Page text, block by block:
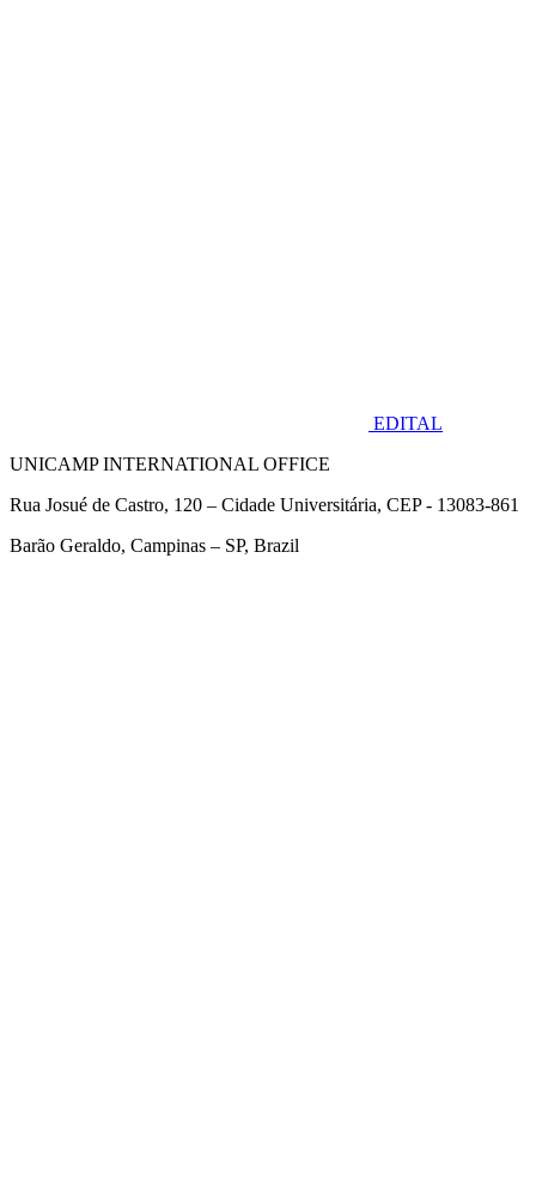
EDITAL
UNICAMP INTERNATIONAL OFFICE
Rua Josué de Castro, 120 – Cidade Universitária, CEP - 13083-861
Barão Geraldo, Campinas – SP, Brazil